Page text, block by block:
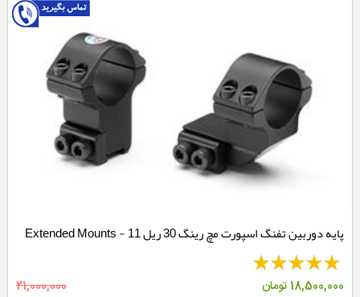
پایه دوربین تفنگ اسپورت مچ رینگ 30 ریل 11 - Extended Mounts
18,500,000 تومان 21,000,000